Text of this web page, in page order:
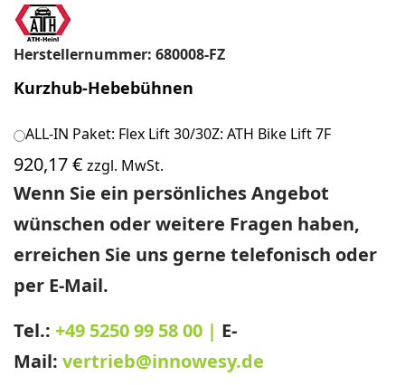
Herstellernummer: 680008-FZ
Kurzhub-Hebebühnen
ALL-IN Paket: Flex Lift 30/30Z: ATH Bike Lift 7F
920,17€ zzgl. MwSt.
Wenn Sie ein persönliches Angebot
wünschen oder weitere Fragen haben,
erreichen Sie uns gerne telefonisch oder
per E-Mail.
Tel.:+49 5250 99 58 00 | E-
Mail:vertrieb@innowesy.de